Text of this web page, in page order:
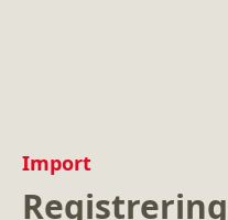
Import